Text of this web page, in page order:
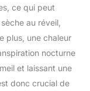
ce qui peut
au réveil,
plus, une chaleur
nocturne
et laissant une
donc crucial de